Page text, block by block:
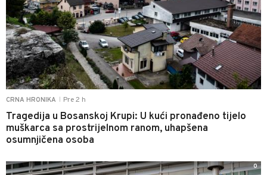
CRNA HRONIKA Pre 2 h
Tragedija u Bosanskoj Krupi: U kući pronađeno tijelo
muškarca sa prostrijelnom ranom, uhapšena
osumnjičena osoba
0